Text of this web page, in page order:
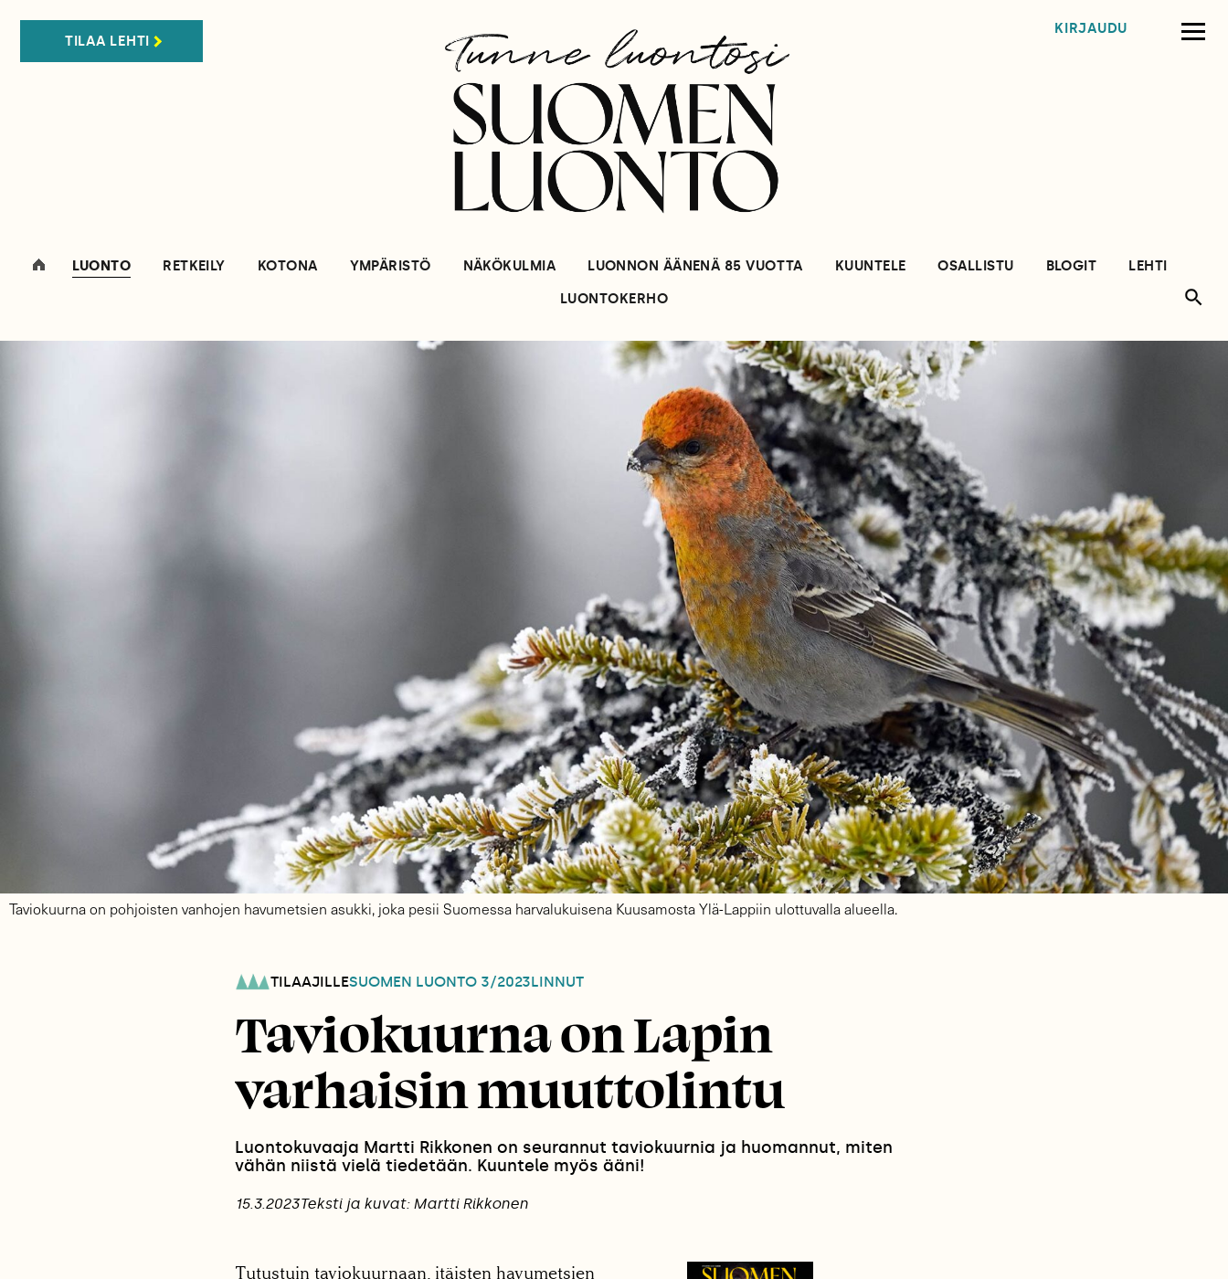
TILAA LEHTI
KIRJAUDU
LUONTO RETKEILY KOTONA YMPÄRISTÖ NÄKÖKULMIA LUONNON ÄÄNENÄ 85 VUOTTA KUUNTELE OSALLISTU BLOGIT
LEHTI
LUONTOKERHO
Taviokuurna on pohjoisten vanhojen havumetsien asukki, joka pesii Suomessa harvalukuisena Kuusamosta Ylä-Lappiin ulottuvalla alueella.
TILAAJILLESUOMEN LUONTO 3/2023LINNUT
Taviokuurna on Lapin
varhaisin muuttolintu
Luontokuvaaja Martti Rikkonen on seurannut taviokuurnia ja huomannut, miten
vähän niistä vielä tiedetään. Kuuntele myös ääni!
15.3.2023Teksti ja kuvat: Martti Rikkonen
Tutustuin taviokuurnaan, itäisten havumetsien